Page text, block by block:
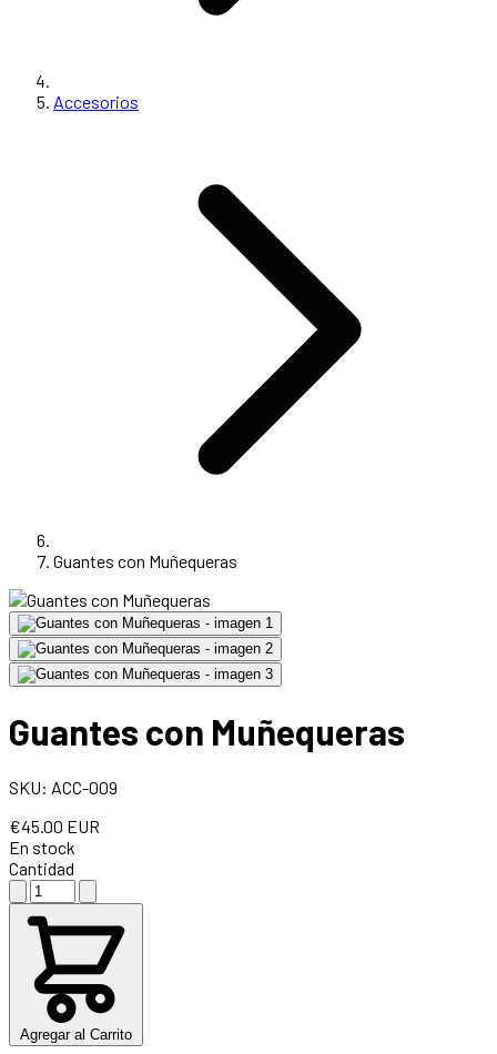
Accesorios
Guantes con Muñequeras
Guantes con Muñequeras
SKU: ACC-009
€45.00 EUR
En stock
Cantidad
Agregar al Carrito